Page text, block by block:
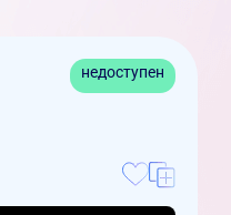
недоступен